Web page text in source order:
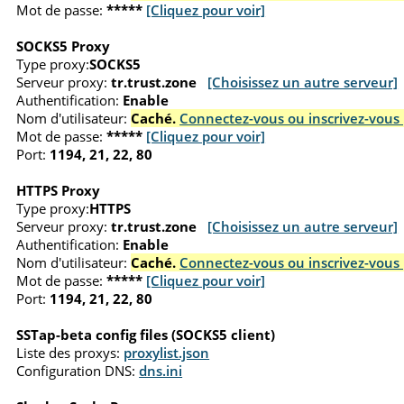
Mot de passe: ***** [Cliquez pour voir]
SOCKS5 Proxy
Type proxy:SOCKS5
Serveur proxy: tr.trust.zone
[Choisissez un autre serveur]
Authentification: Enable
Nom d'utilisateur: Caché. Connectez-vous ou inscrivez-
Mot de passe: ***** [Cliquez pour voir]
Port: 1194, 21, 22, 80
HTTPS Proxy
Type proxy:HTTPS
Serveur proxy: tr.trust.zone
[Choisissez un autre serveur]
Authentification: Enable
Nom d'utilisateur: Caché. Connectez-vous ou inscrivez-
Mot de passe: ***** [Cliquez pour voir]
Port: 1194, 21, 22, 80
SSTap-beta config files (SOCKS5 client)
Liste des proxys: proxylist.json
Configuration DNS: dns.ini